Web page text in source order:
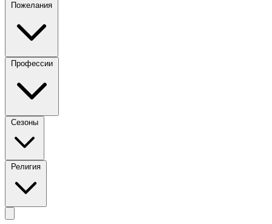
Пожелания
Профессии
Сезоны
Религия